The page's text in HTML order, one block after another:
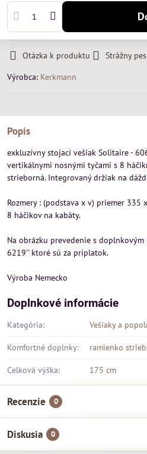
Otázka k produktu Strážny pes
Výrobca: Kerkmann
Popis
exkluzívny stojací vešiak Solitaire -
vertikálnymi nosnými tyčami s 8
strieborná. Integrovaný držiak na
Rozmery : (podstava x v) priemer 335
8 háčikov na kabáty.
Na obrázku prevedenie s
6219'' ktoré sú za príplatok.
Výroba Nemecko
Doplnkové informácie
Kategória: Vešiaky a
Komfortné doplnky: ramienko
Celková výška: 175 cm
Recenzie 0
Diskusia 0